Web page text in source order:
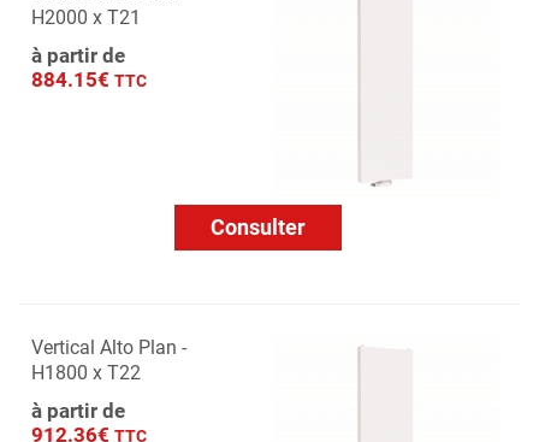
H2000 x T21
à partir de
884.15€ TTC
Consulter
Vertical Alto Plan -
H1800 x T22
à partir de
912.36€ TTC